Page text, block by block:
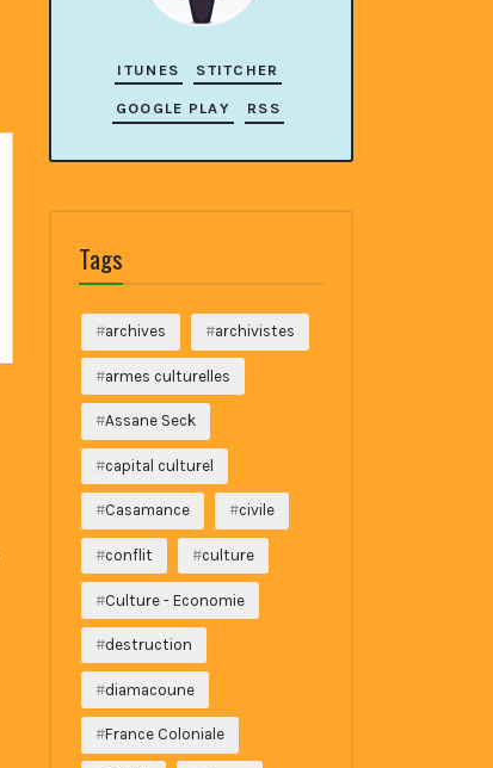
ITUNES STITCHER
GOOGLE PLAY RSS
Tags
archives archivistes
armes culturelles
Assane Seck
capital culturel
Casamance civile
conflit culture
Culture - Economie
destruction
diamacoune
France Coloniale